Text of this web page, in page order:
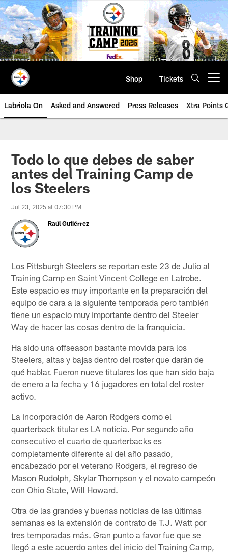
Skip
to
main
content
Shop Tickets
Labriola On Asked and Answered Press Releases Xtra Points
Todo lo que debes de saber
antes del Training Camp de
los Steelers
Jul 23, 2025 at 07:30 PM
Raúl Gutiérrez
Los Pittsburgh Steelers se reportan este 23 de Julio al
Training Camp en Saint Vincent College en Latrobe.
Este espacio es muy importante en la preparación del
equipo de cara a la siguiente temporada pero también
tiene un espacio muy importante dentro del Steeler
Way de hacer las cosas dentro de la franquicia.
Ha sido una offseason bastante movida para los
Steelers, altas y bajas dentro del roster que darán de
qué hablar. Fueron nueve titulares los que han sido baja
de enero a la fecha y 16 jugadores en total del roster
activo.
La incorporación de Aaron Rodgers como el
quarterback titular es LA noticia. Por segundo año
consecutivo el cuarto de quarterbacks es
completamente diferente al del año pasado,
encabezado por el veterano Rodgers, el regreso de
Mason Rudolph, Skylar Thompson y el novato campeón
con Ohio State, Will Howard.
Otra de las grandes y buenas noticias de las últimas
semanas es la extensión de contrato de T.J. Watt por
tres temporadas más. Gran punto a favor fue que se
llegó a este acuerdo antes del inicio del Training Camp,